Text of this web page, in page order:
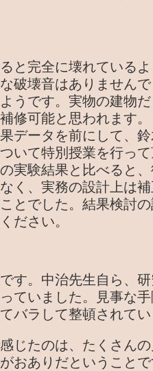
と完全に壊れている
破壊音はありません
うです。実物の建物
修可能と思われます。
データを前にして、
いて特別授業を行っ
実験結果と比べると
く、実務の設計上は
とでした。結果検討
ださい。
す。中治先生自ら、
ていました。見事な
バラして整頓されて
じたのは、たくさん
おありだということ